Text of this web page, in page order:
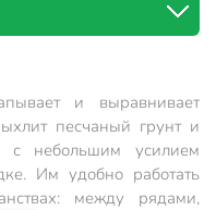
и выравнивает
песчаный грунт и
с небольшим усилием
Им удобно работать
между рядами,